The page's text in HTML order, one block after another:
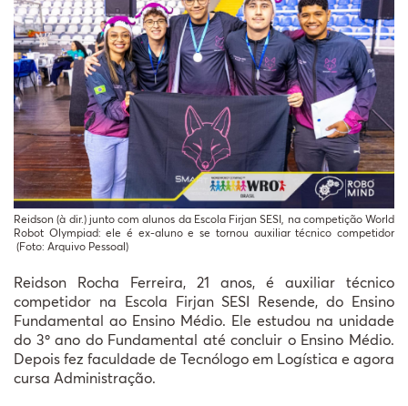
Reidson (à dir.) junto com alunos da Escola Firjan SESI, na competição World
Robot Olympiad: ele é ex-aluno e se tornou auxiliar técnico competidor
(Foto: Arquivo Pessoal)
Reidson Rocha Ferreira, 21 anos, é auxiliar técnico
competidor na Escola Firjan SESI Resende, do Ensino
Fundamental ao Ensino Médio. Ele estudou na unidade
do 3º ano do Fundamental até concluir o Ensino Médio.
Depois fez faculdade de Tecnólogo em Logística e agora
cursa Administração.